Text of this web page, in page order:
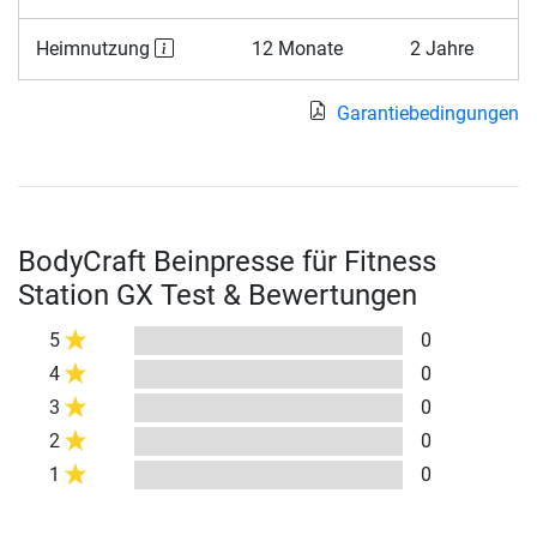
Heimnutzung 12 Monate 2 Jahre
Garantiebedingungen
BodyCraft Beinpresse für Fitness
Station GX Test & Bewertungen
5
0
4
0
3
0
2
0
1
0